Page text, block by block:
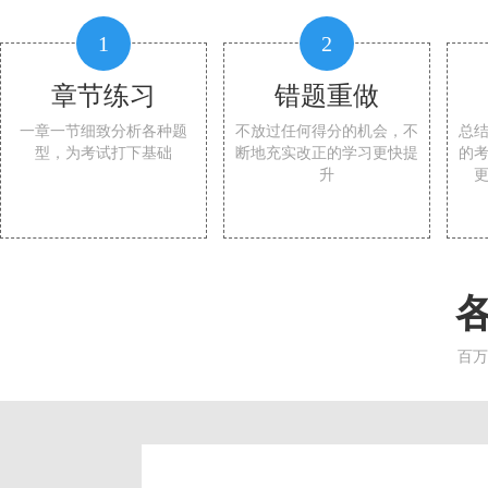
1
章节练习
一章一节细致分析各种题
型，为考试打下基础
2
错题重做
不放过任何得分的机会，不
断地充实改正的学习更快提
升
总
的
百